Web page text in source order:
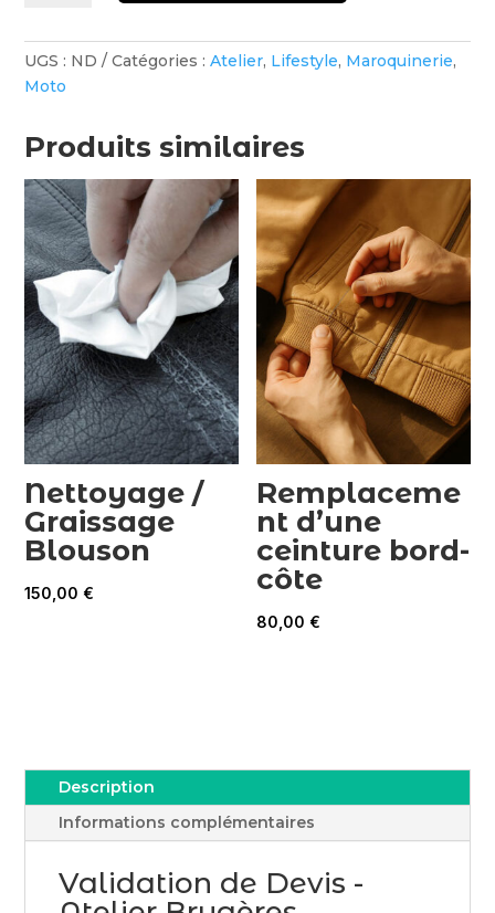
UGS : ND Catégories :Atelier, Lifestyle, Maroquinerie,
Moto
Produits similaires
Nettoyage /
Graissage
Blouson
150,00 €
Remplaceme
nt d’une
ceinture bord-
côte
80,00 €
Description
Informations complémentaires
Validation de Devis -